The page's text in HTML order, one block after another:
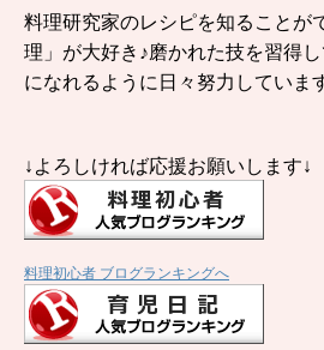
料理研究家のレシピを知ることが
理」が大好き♪磨かれた技を習得
になれるように日々努力していま
↓よろしければ応援お願いします↓
料理初心者 ブログランキングへ